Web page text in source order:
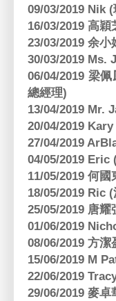
09/03/2019 Nik
16/03/2019 高
23/03/2019 余
30/03/2019 Ms.
06/04/2019 梁
總經理)
13/04/2019 Mr.
20/04/2019
27/04/2019
04/05/2019 Eric
11/05/2019 何
18/05/2019 Ric
25/05/2019 唐
01/06/2019
08/06/2019 方
15/06/2019 M
22/06/2019
29/06/2019 麥